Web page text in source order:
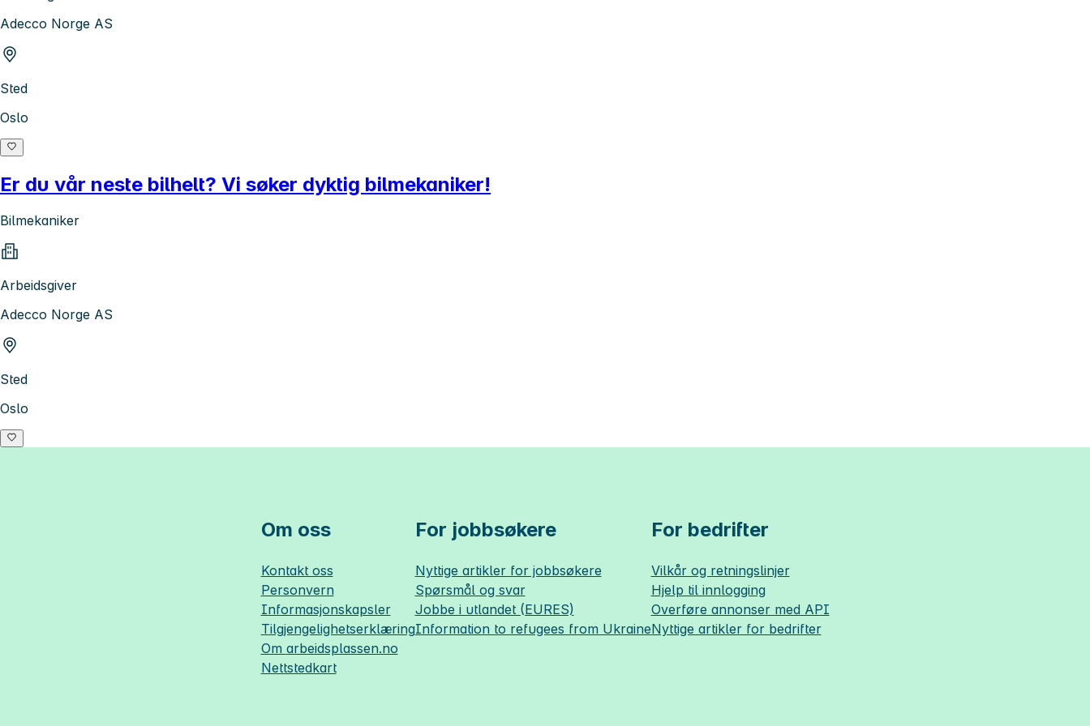
Adecco Norge AS
Sted
Oslo
Er du vår neste bilhelt? Vi søker dyktig bilmekaniker!
Bilmekaniker
Arbeidsgiver
Adecco Norge AS
Sted
Oslo
Om oss
Kontakt oss
Personvern
Informasjonskapsler
Tilgjengelighetserklæring
Om arbeidsplassen.no
Nettstedkart
For jobbsøkere
Nyttige artikler for jobbsøkere
Spørsmål og svar
Jobbe i utlandet (EURES)
Information to refugees from Ukraine
For bedrifter
Vilkår og retningslinjer
Hjelp til innlogging
Overføre annonser med API
Nyttige artikler for bedrifter